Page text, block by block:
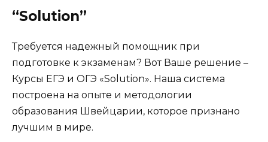
“Solution”
Требуется надежный помощник при
подготовке к экзаменам? Вот Ваше решение –
Курсы ЕГЭ и ОГЭ «Solution». Наша система
построена на опыте и методологии
образования Швейцарии, которое признано
лучшим в мире.